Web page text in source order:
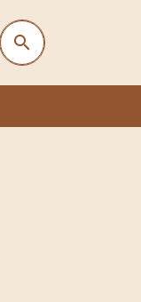
search
search